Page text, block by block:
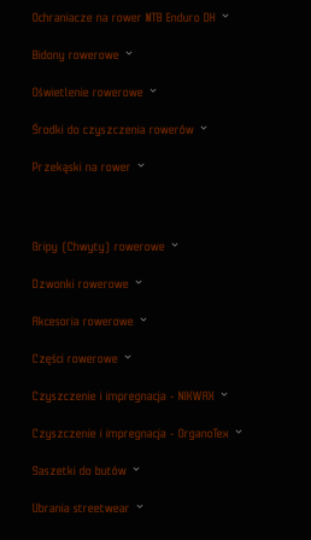
Ochraniacze na rower MTB Enduro DH
Bidony rowerowe
Oświetlenie rowerowe
Środki do czyszczenia rowerów
Przekąski na rower
Gripy (Chwyty) rowerowe
Dzwonki rowerowe
Akcesoria rowerowe
Części rowerowe
Czyszczenie i impregnacja - NIKWAX
Czyszczenie i impregnacja - OrganoTex
Saszetki do butów
Ubrania streetwear